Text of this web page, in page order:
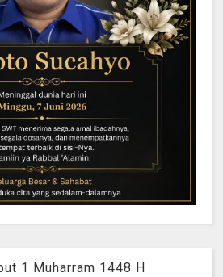
1 Muharram 1448 H